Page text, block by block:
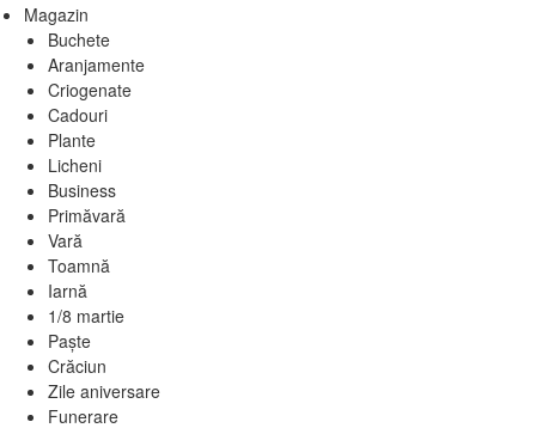
Magazin
Buchete
Aranjamente
Criogenate
Cadouri
Plante
Licheni
Business
Primăvară
Vară
Toamnă
Iarnă
1/8 martie
Paște
Crăciun
Zile aniversare
Funerare